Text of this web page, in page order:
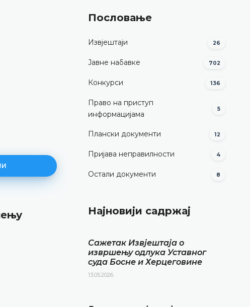
Извјештај о обављеној
ДЕТАЉНИЈЕ
Пословање
Извјештаји 26
Јавне набавке 702
Конкурси 136
Право на приступ
информацијама
5
Плански документи 12
Пријава неправилности 4
Остали документи 8
Најновији садржај
Сажетак Извјештаја о
извршењу одлука Уставног
суда Босне и Херцеговине
13.05.2026.